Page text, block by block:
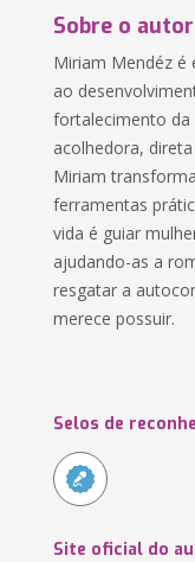
Sobre o autor
Miriam Mendéz é
ao
fortalecimento da
acolhedora,
Miriam
ferramentas
vida é guiar
ajudando-as a
resgatar a
merece possuir.
Selos de
Site oficial do